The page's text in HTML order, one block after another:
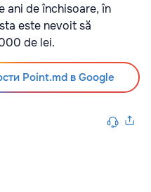
ani de închisoare, în
este nevoit să
de lei.
Point.md в Google